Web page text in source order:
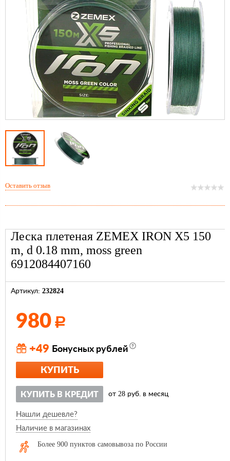
Леска плетеная ZEMEX IRON X5 150
m, d 0.18 mm, moss green
6912084407160
Артикул: 232824
980 Р
+49 Бонусных рублей
КУПИТЬ
КУПИТЬ В КРЕДИТ от 28 руб. в месяц
Нашли дешевле?
Наличие в магазинах
Более 900 пунктов самовывоза по России
Оставить отзыв